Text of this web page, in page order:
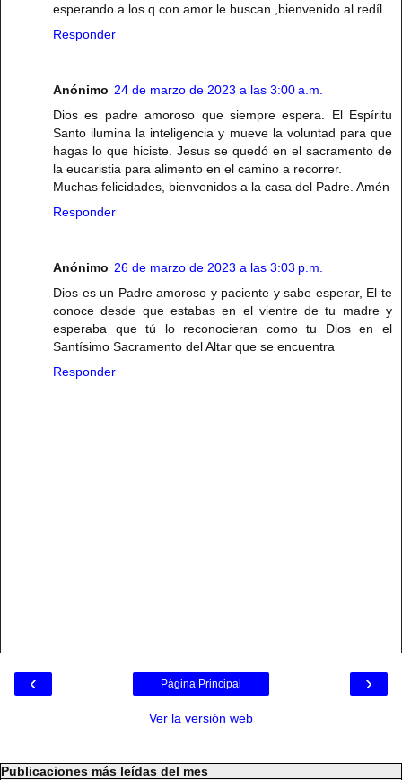
esperando a los q con amor le buscan ,bienvenido al redíl
Responder
Anónimo 24 de marzo de 2023 a las 3:00 a.m.
Dios es padre amoroso que siempre espera. El Espíritu
Santo ilumina la inteligencia y mueve la voluntad para que
hagas lo que hiciste. Jesus se quedó en el sacramento de
la eucaristia para alimento en el camino a recorrer.
Muchas felicidades, bienvenidos a la casa del Padre. Amén
Responder
Anónimo 26 de marzo de 2023 a las 3:03 p.m.
Dios es un Padre amoroso y paciente y sabe esperar, El te
conoce desde que estabas en el vientre de tu madre y
esperaba que tú lo reconocieran como tu Dios en el
Santísimo Sacramento del Altar que se encuentra
Responder
‹ ›
Página Principal
Ver la versión web
Publicaciones más leídas del mes